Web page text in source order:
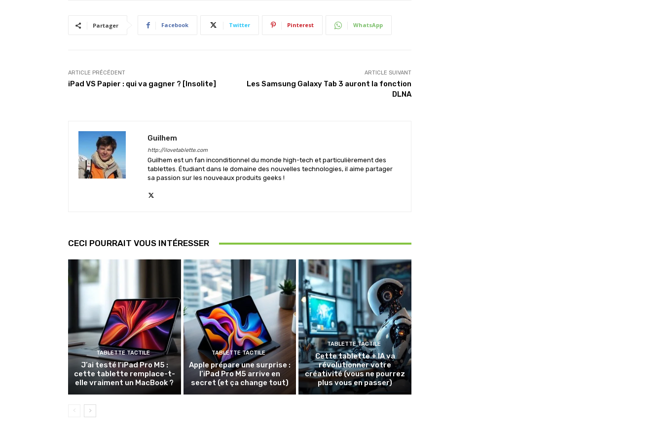
Partager Facebook Twitter Pinterest WhatsApp
ARTICLE PRÉCÉDENT
iPad VS Papier : qui va gagner ? [Insolite]
ARTICLE SUIVANT
Les Samsung Galaxy Tab 3 auront la fonction
DLNA
Guilhem
http://ilovetablette.com
Guilhem est un fan inconditionnel du monde high-tech et particulièrement des
tablettes. Étudiant dans le domaine des nouvelles technologies, il aime partager
sa passion sur les nouveaux produits geeks !
CECI POURRAIT VOUS INTÉRESSER
TABLETTE TACTILE
J’ai testé l’iPad Pro M5 :
cette tablette remplace-t-
elle vraiment un MacBook ?
TABLETTE TACTILE
Apple prépare une surprise :
l’iPad Pro M5 arrive en
secret (et ça change tout)
TABLETTE TACTILE
Cette tablette + IA va
révolutionner votre
créativité (vous ne pourrez
plus vous en passer)